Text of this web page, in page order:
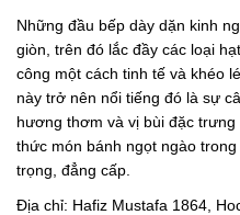
Những đầu bếp dày dặn kinh
giòn, trên đó lắc đầy các loại
công một cách tinh tế và khéo
này trở nên nổi tiếng đó là sự
hương thơm và vị bùi đặc
thức món bánh ngọt ngào
trọng, đẳng cấp.
Địa chỉ: Hafiz Mustafa 1864,